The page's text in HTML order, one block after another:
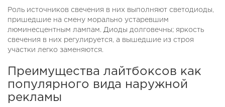
Роль источников свечения в них выполняют светодиоды,
пришедшие на смену морально устаревшим
люминесцентным лампам. Диоды долговечны; яркость
свечения в них регулируется, а вышедшие из строя
участки легко заменяются.
Преимущества лайтбоксов как
популярного вида наружной
рекламы